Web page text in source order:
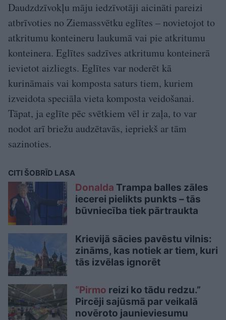
Daudzdzīvokļu māju iedzīvotāji aicināti pareizi
atbrīvoties no Ziemassvētku eglītes – novietojot to
atkritumu konteineru laukumā vai pie atkritumu
konteinera. Eglītes sadzīves atkritumu konteinerā
ievietot aizliegts. Eglītes var noderēt kā
kurināmais vai komposta saturs tiem, kuriem
izveidota speciāla vieta komposta veidošanai.
Tāpat, ja eglīte pēc svētkiem vēl ir zaļa, to var
nodot arī briežu audzētavās, iepriekš ar tām
sazinoties.
CITI ŠOBRĪD LASA
Donalda Trampa balles zāles
iecerei pielikts punkts – tās
būvniecība tiek pārtraukta
Krievijā sācies pavēstu vilnis:
zināms, kas notiek ar tiem, kuri
tās izvēlas ignorēt
“Pirmo reizi ko tādu redzu.”
Pircēji sajūsmā par veikalā
novēroto jaunieviesumu